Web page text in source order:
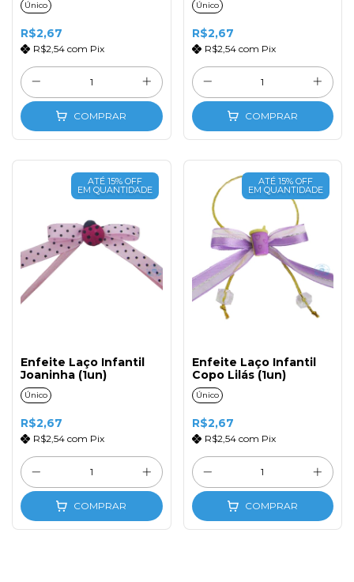
Único
R$2,67
R$2,54 com Pix
COMPRAR
Único
R$2,67
R$2,54 com Pix
COMPRAR
ATÉ 15% OFF
EM QUANTIDADE
Enfeite Laço Infantil
Joaninha (1un)
Único
R$2,67
R$2,54 com Pix
COMPRAR
ATÉ 15% OFF
EM QUANTIDADE
Enfeite Laço Infantil
Copo Lilás (1un)
Único
R$2,67
R$2,54 com Pix
COMPRAR